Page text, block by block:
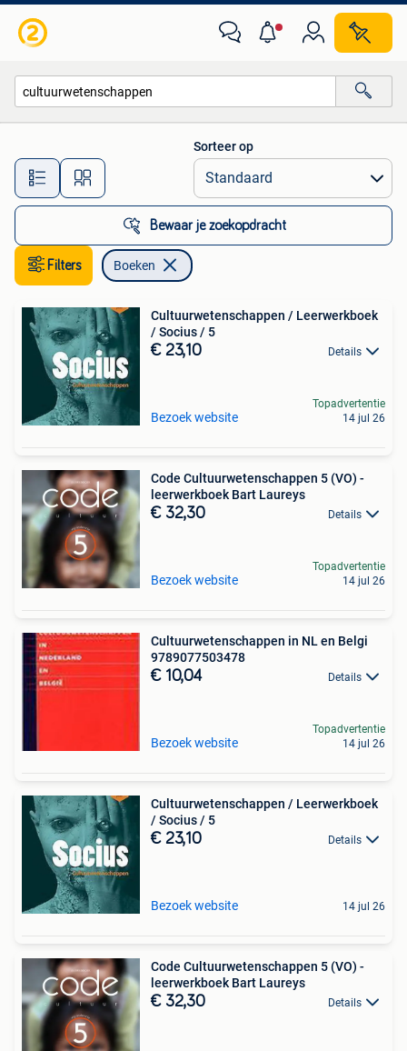
Alle afstanden…
Sorteer op
Bewaar je zoekopdracht
Filters Boeken
Cultuurwetenschappen / Leerwerkboek
/ Socius / 5
€ 23,10 Details
Bezoek website
Topadvertentie
14 jul 26
Code Cultuurwetenschappen 5 (VO) -
leerwerkboek Bart Laureys
€ 32,30 Details
Bezoek website
Topadvertentie
14 jul 26
Cultuurwetenschappen in NL en Belgi
9789077503478
€ 10,04 Details
Bezoek website
Topadvertentie
14 jul 26
Cultuurwetenschappen / Leerwerkboek
/ Socius / 5
€ 23,10 Details
Bezoek website 14 jul 26
Code Cultuurwetenschappen 5 (VO) -
leerwerkboek Bart Laureys
€ 32,30 Details